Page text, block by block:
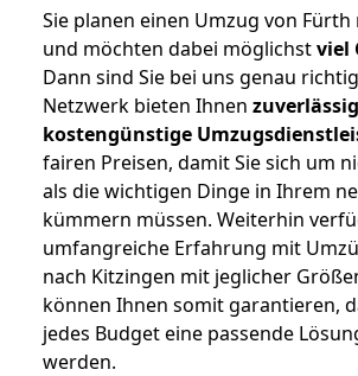
Sie planen einen Umzug von Fürth
und möchten dabei möglichstviel
Dann sind Sie bei uns genau
Netzwerk bieten Ihnen
kostengünstige
fairen Preisen, damit Sie sich um
als die wichtigen Dinge in Ihrem
kümmern müssen. Weiterhin
umfangreiche Erfahrung mit
nach Kitzingen mit jeglicher
können Ihnen somit garantieren,
jedes Budget eine passende
werden.